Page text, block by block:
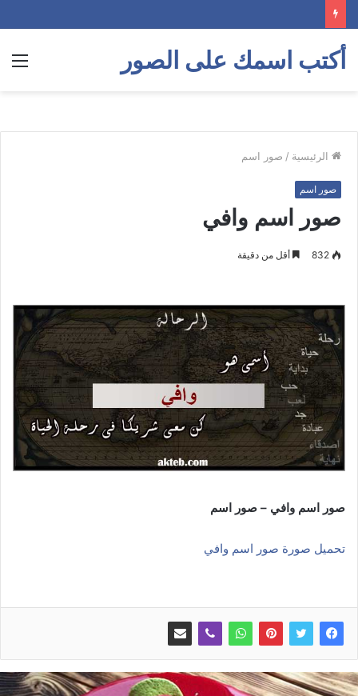
أكتب اسمك على الصور
الرئيسية / صور اسم
صور اسم
صور اسم وافي
832 أقل من دقيقة
صور اسم وافي – صور اسم
تحميل صورة صور اسم وافي